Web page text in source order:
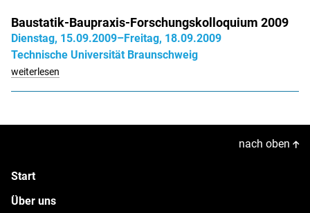
Baustatik-Baupraxis-Forschungskolloquium 2009
Dienstag, 15.09.2009–Freitag, 18.09.2009
Technische Universität Braunschweig
weiterlesen
nach oben
Start
Über uns